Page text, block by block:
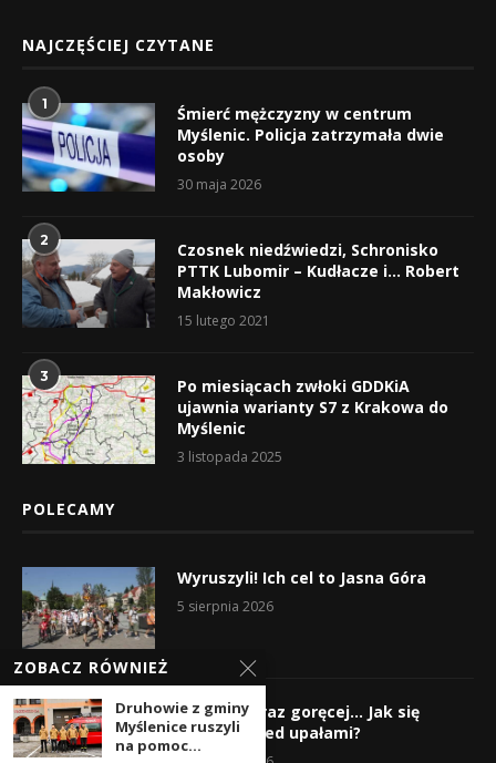
NAJCZĘŚCIEJ CZYTANE
1
Śmierć mężczyzny w centrum
Myślenic. Policja zatrzymała dwie
osoby
30 maja 2026
2
Czosnek niedźwiedzi, Schronisko
PTTK Lubomir – Kudłacze i… Robert
Makłowicz
15 lutego 2021
3
Po miesiącach zwłoki GDDKiA
ujawnia warianty S7 z Krakowa do
Myślenic
3 listopada 2025
POLECAMY
Wyruszyli! Ich cel to Jasna Góra
5 sierpnia 2026
Gorąco, coraz goręcej… Jak się
chronić przed upałami?
ZOBACZ RÓWNIEŻ
Druhowie z gminy
Myślenice ruszyli
na pomoc...